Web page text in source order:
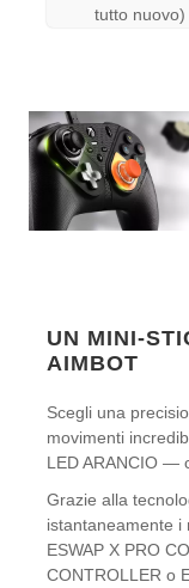
tutto nuovo)
UN MINI-
AIMBOT
Scegli una
movimenti
LED ARANCIO —
Grazie alla
istantaneamente i
ESWAP X PRO
CONTROLLER o